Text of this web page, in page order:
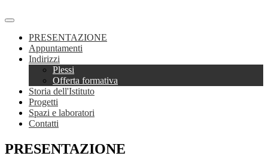
PRESENTAZIONE
Appuntamenti
Indirizzi
Plessi
Offerta formativa
Storia dell'Istituto
Progetti
Spazi e laboratori
Contatti
PRESENTAZIONE